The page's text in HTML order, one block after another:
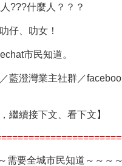
???什麼人？？？
仔、叻女！
市民知道。
藍澄灣業主社群／
繼續接下文、看下文】
需要全城市民知道～～～～